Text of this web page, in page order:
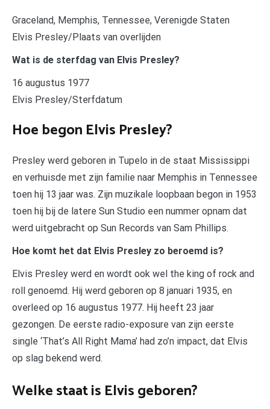
Graceland, Memphis, Tennessee, Verenigde Staten
Elvis Presley/Plaats van overlijden
Wat is de sterfdag van Elvis Presley?
16 augustus 1977
Elvis Presley/Sterfdatum
Hoe begon Elvis Presley?
Presley werd geboren in Tupelo in de staat Mississippi
en verhuisde met zijn familie naar Memphis in Tennessee
toen hij 13 jaar was. Zijn muzikale loopbaan begon in 1953
toen hij bij de latere Sun Studio een nummer opnam dat
werd uitgebracht op Sun Records van Sam Phillips.
Hoe komt het dat Elvis Presley zo beroemd is?
Elvis Presley werd en wordt ook wel the king of rock and
roll genoemd. Hij werd geboren op 8 januari 1935, en
overleed op 16 augustus 1977. Hij heeft 23 jaar
gezongen. De eerste radio-exposure van zijn eerste
single ‘That’s All Right Mama’ had zo’n impact, dat Elvis
op slag bekend werd.
Welke staat is Elvis geboren?